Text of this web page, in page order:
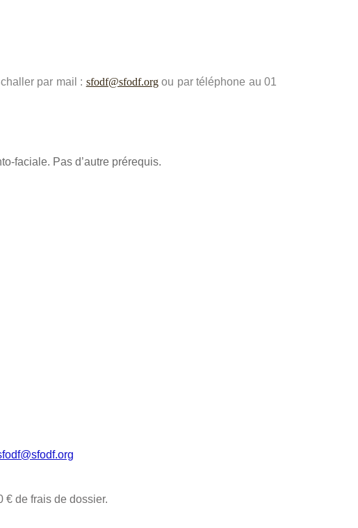
par mail : sfodf@sfodf.orgou par téléphone au 01
faciale. Pas d’autre prérequis.
€ de frais de dossier.